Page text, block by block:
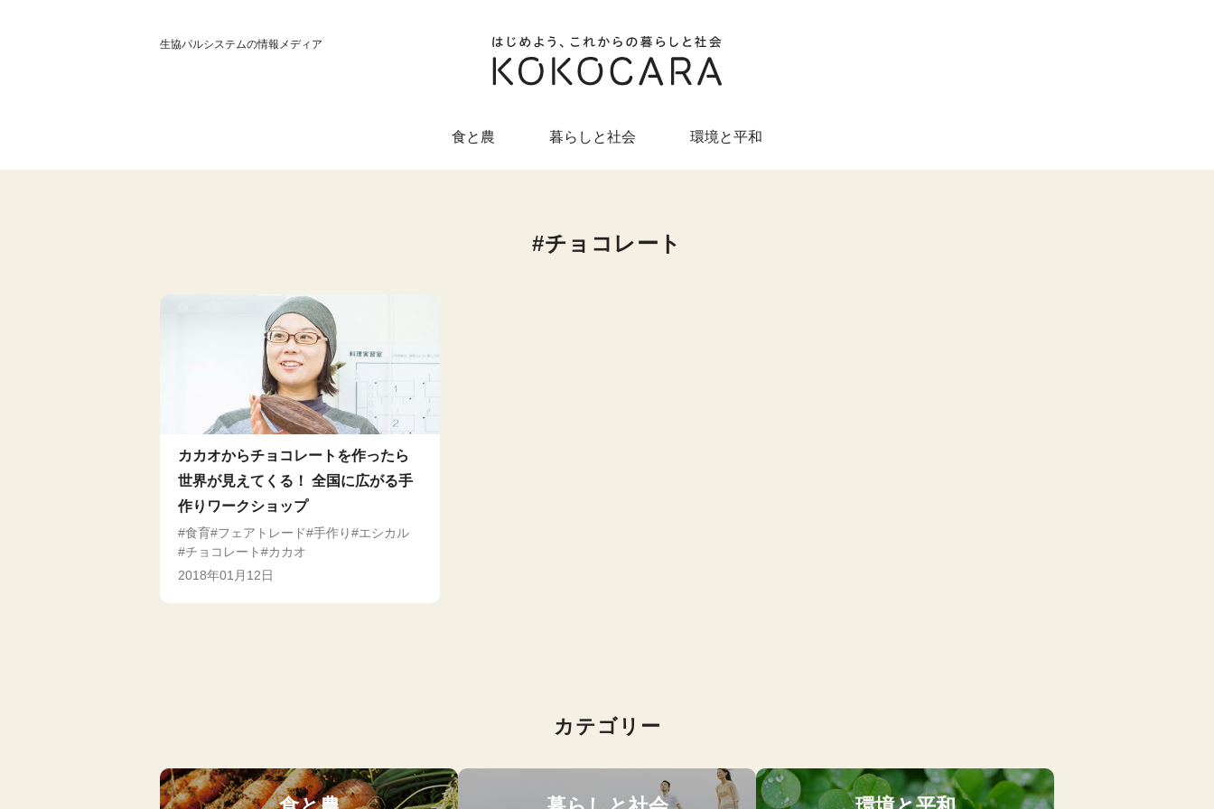
生協パルシステムの情報メディア
食と農 暮らしと社会 環境と平和
チョコレート
カカオからチョコレートを作ったら
世界が見えてくる！ 全国に広がる手
作りワークショップ
食育 フェアトレード 手作り
エシカル
チョコレート
カカオ
2018年01月12日
カテゴリー